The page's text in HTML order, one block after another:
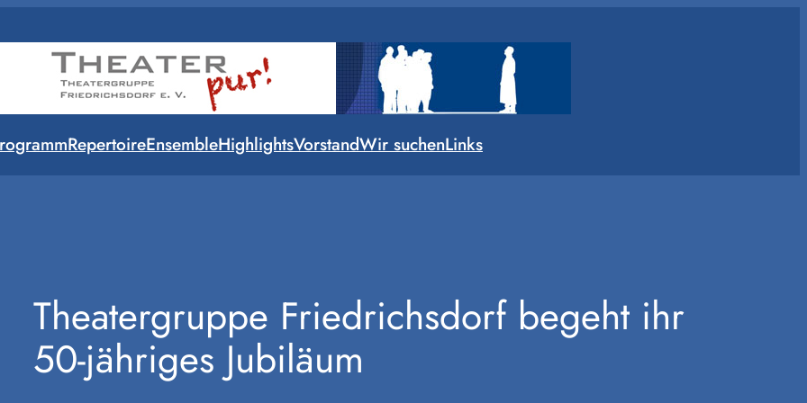
RepertoireEnsembleHighlightsVorstandWir suchenLinks
Theatergruppe Friedrichsdorf begeht ihr
50-jähriges Jubiläum